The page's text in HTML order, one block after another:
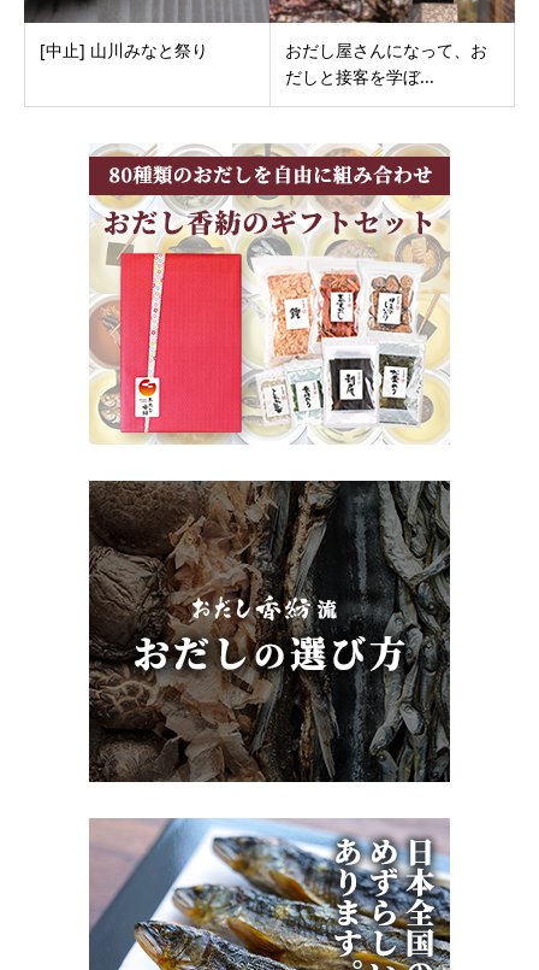
[中止] 山川みなと祭り
おだし屋さんになって、お
だしと接客を学ぼ...